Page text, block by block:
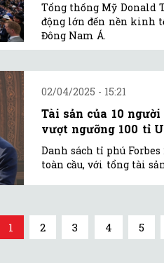
Tổng thống Mỹ Donald
động lớn đến nền kinh
Đông Nam Á.
02/04/2025 - 15:21
Tài sản của 10
vượt ngưỡng 100 tỉ
Danh sách tỉ phú
toàn cầu, với tổng tài
1 2 3 4 5